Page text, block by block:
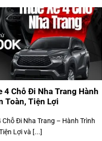
4 Chỗ Đi Nha Trang Hành
Toàn, Tiện Lợi
Chỗ Đi Nha Trang – Hành Trình
Lợi và [...]